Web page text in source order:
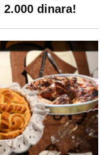
dinara!